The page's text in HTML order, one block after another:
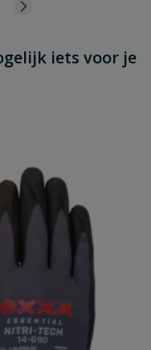
iets voor je